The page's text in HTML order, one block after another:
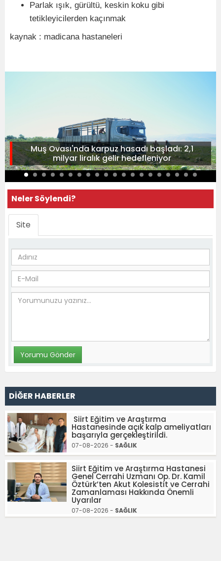
Parlak ışık, gürültü, keskin koku gibi
tetikleyicilerden kaçınmak
kaynak : madicana hastaneleri
Muş Ovası'nda karpuz hasadı başladı: 2,1
milyar liralık gelir hedefleniyor
Neler Söylendi?
Site
DİĞER HABERLER
Siirt Eğitim ve Araştırma
Hastanesinde açık kalp ameliyatları
başarıyla gerçekleştirildi.
07-08-2026 - SAĞLIK
Siirt Eğitim ve Araştırma Hastanesi
Genel Cerrahi Uzmanı Op. Dr. Kamil
Öztürk’ten Akut Kolesistit ve Cerrahi
Zamanlaması Hakkında Önemli
Uyarılar
07-08-2026 - SAĞLIK